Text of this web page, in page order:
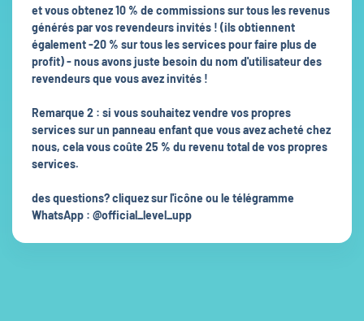
et vous obtenez 10 % de commissions sur tous les revenus
générés par vos revendeurs invités ! (ils obtiennent
également -20 % sur tous les services pour faire plus de
profit) - nous avons juste besoin du nom d'utilisateur des
revendeurs que vous avez invités !
Remarque 2 : si vous souhaitez vendre vos propres
services sur un panneau enfant que vous avez acheté chez
nous, cela vous coûte 25 % du revenu total de vos propres
services.
des questions? cliquez sur l'icône ou le télégramme
WhatsApp : @official_level_upp